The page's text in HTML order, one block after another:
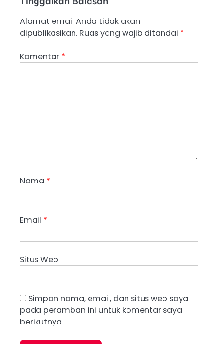
Alamat email Anda tidak akan
dipublikasikan. Ruas yang wajib ditandai *
Komentar *
Nama *
Email *
Situs Web
Simpan nama, email, dan situs web saya
pada peramban ini untuk komentar saya
berikutnya.